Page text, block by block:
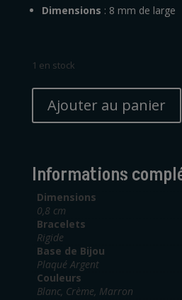
Dimensions : 8 mm de large
1 en stock
Bracelet
support
argenté
Ajouter au panier
Informations
Dimensions
0,8 cm
Bracelets
Rigide
Base de Bijou
Plaqué Argent
Couleurs
Blanc, Crème, Marron